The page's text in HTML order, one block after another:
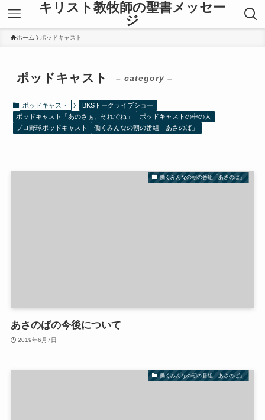
キリスト教牧師の聖書メッセー
ジ
ホーム ポッドキャスト
ポッドキャスト – category –
ポッドキャスト
BKSトークライブショー
ポッドキャスト「あのさぁ、それでね」
ポッドキャストの中の人
プロ野球ポッドキャスト
働くみんなの朝の番組「あさのば」
働くみんなの朝の番組「あさのば」
あさのばの今後について
2019年6月7日
働くみんなの朝の番組「あさのば」